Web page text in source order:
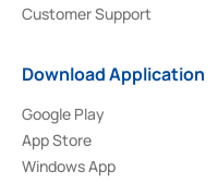
Customer Support
Download Application
Google Play
App Store
Windows App